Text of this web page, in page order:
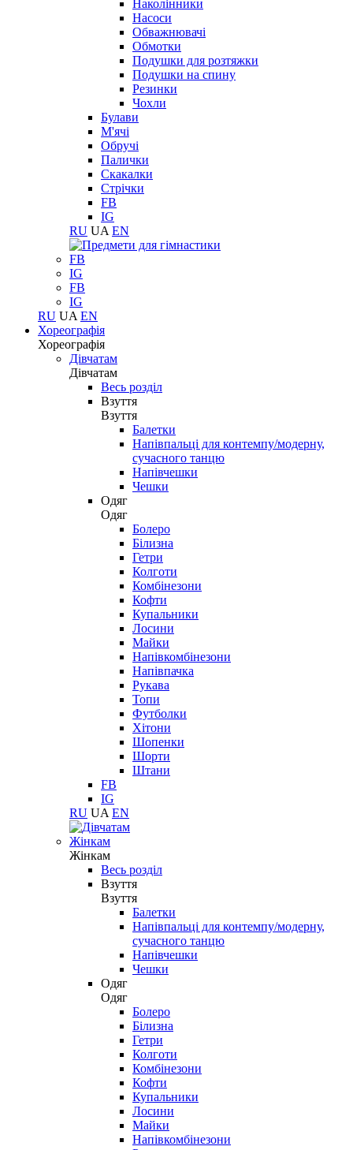
Наколінники
Насоси
Обважнювачі
Обмотки
Подушки для розтяжки
Подушки на спину
Резинки
Чохли
Булави
М'ячі
Обручі
Палички
Скакалки
Стрічки
FB
IG
RU UA EN
FB
IG
FB
IG
RU UA EN
Хореографія
Хореографія
Дівчатам
Дівчатам
Весь розділ
Взуття
Взуття
Балетки
Напівпальці для контемпу/модерну,
сучасного танцю
Напівчешки
Чешки
Одяг
Одяг
Болеро
Білизна
Гетри
Колготи
Комбінезони
Кофти
Купальники
Лосини
Майки
Напівкомбінезони
Напівпачка
Рукава
Топи
Футболки
Хітони
Шопенки
Шорти
Штани
FB
IG
RU UA EN
Жінкам
Жінкам
Весь розділ
Взуття
Взуття
Балетки
Напівпальці для контемпу/модерну,
сучасного танцю
Напівчешки
Чешки
Одяг
Одяг
Болеро
Білизна
Гетри
Колготи
Комбінезони
Кофти
Купальники
Лосини
Майки
Напівкомбінезони